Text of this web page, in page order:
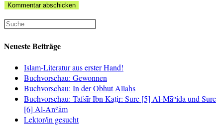
ein
Kommentieren
ein
(optional)
Neueste Beiträge
Islam-Literatur aus erster Hand!
Buchvorschau: Gewonnen
Buchvorschau: In der Obhut Allahs
Buchvorschau: Tafsīr Ibn Kaṯir: Sure [5] Al-Māʾida und Sure
[6] Al-Anʿām
Lektor/in gesucht